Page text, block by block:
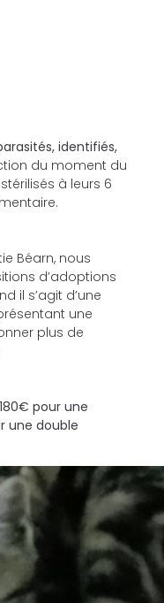
identifiés,
du moment du
à leurs 6
Béarn, nous
d’adoptions
il s’agit d’une
une
plus de
180€ pour une
une double